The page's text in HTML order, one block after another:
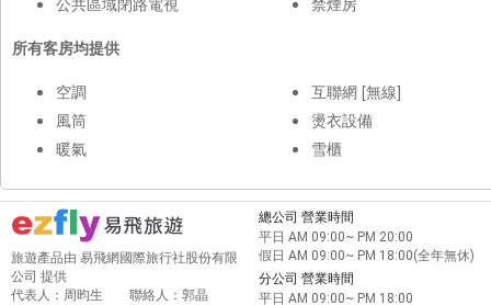
所有客房均提供
空調
風筒
暖氣
互聯網 [無線]
燙衣設備
雪櫃